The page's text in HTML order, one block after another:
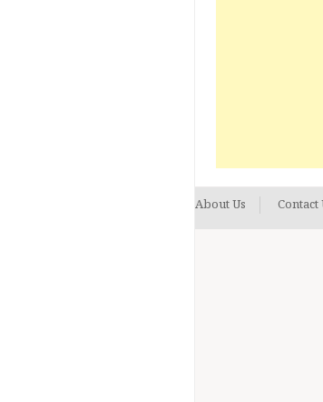
About Us Contact